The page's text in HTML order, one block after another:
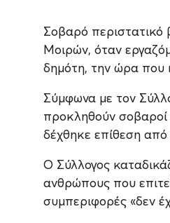
Σοβαρό περιστατικό
Μοιρών, όταν
δημότη, την ώρα που
Σύμφωνα με τον
προκληθούν σοβαροί
δέχθηκε επίθεση από
Ο Σύλλογος
ανθρώπους που
συμπεριφορές «δεν